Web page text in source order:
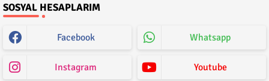
SOSYAL HESAPLARIM
Facebook Whatsapp
Instagram Youtube